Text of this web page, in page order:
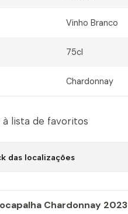
Vinho Branco
75cl
Chardonnay
à lista de favoritos
das localizações
Chardonnay 2023